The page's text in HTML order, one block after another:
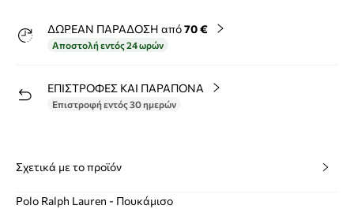
ΔΩΡΕΑΝ ΠΑΡΑΔΟΣΗ από70 €
Αποστολή εντός 24 ωρών
ΕΠΙΣΤΡΟΦΕΣ ΚΑΙ ΠΑΡΑΠΟΝΑ
Επιστροφή εντός 30 ημερών
Σχετικά με το προϊόν
Polo Ralph Lauren - Πουκάμισο